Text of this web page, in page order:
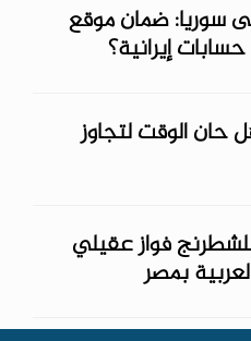
سوريا: ضمان موقع
إيرانية؟
حان الوقت لتجاوز
فواز عقيلي
بمصر